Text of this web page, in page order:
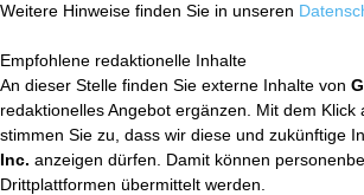
Weitere Hinweise finden Sie in unseren
Empfohlene redaktionelle Inhalte
An dieser Stelle finden Sie externe Inhalte von
redaktionelles Angebot ergänzen. Mit dem Klick
stimmen Sie zu, dass wir diese und zukünftige
Inc. anzeigen dürfen. Damit können
Drittplattformen übermittelt werden.